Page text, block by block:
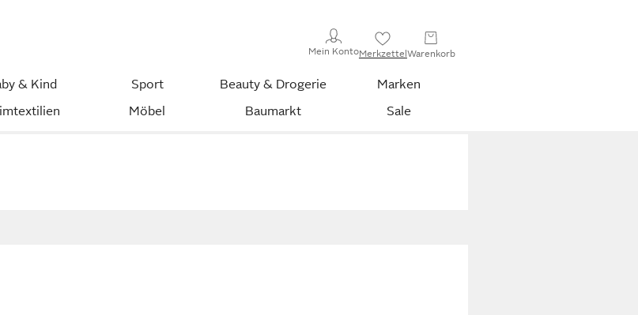
Mein KontoMerkzettelWarenkorb
& Kind Sport Beauty & Drogerie
Marken
Möbel Baumarkt Sale